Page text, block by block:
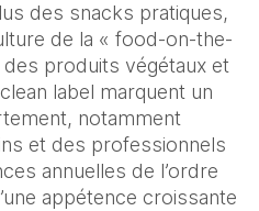
des snacks pratiques,
de la « food-on-the-
produits végétaux et
label marquent un
notamment
et des professionnels
annuelles de l’ordre
appétence croissante